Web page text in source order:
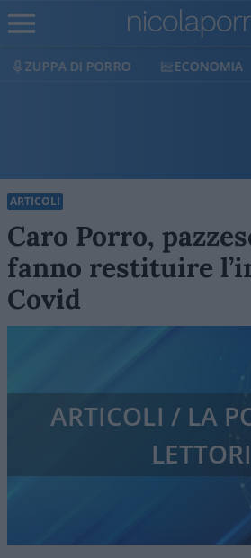
ECONOMIA LIBERILIBRI
ARTICOLI
Caro Porro,
fanno restituire
Covid
ARTICOLI / LA
LETTORI